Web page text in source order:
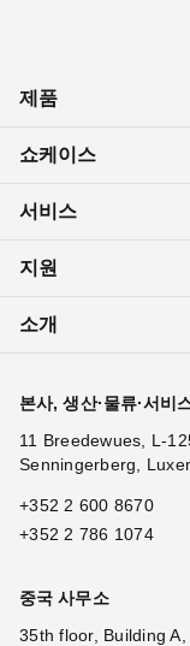
제품
쇼케이스
서비스
지원
소개
본사, 생산·물류·서비
11 Breedewues, L-
Senningerberg,
+352 2 600 8670
+352 2 786 1074
중국 사무소
35th floor, Building A,